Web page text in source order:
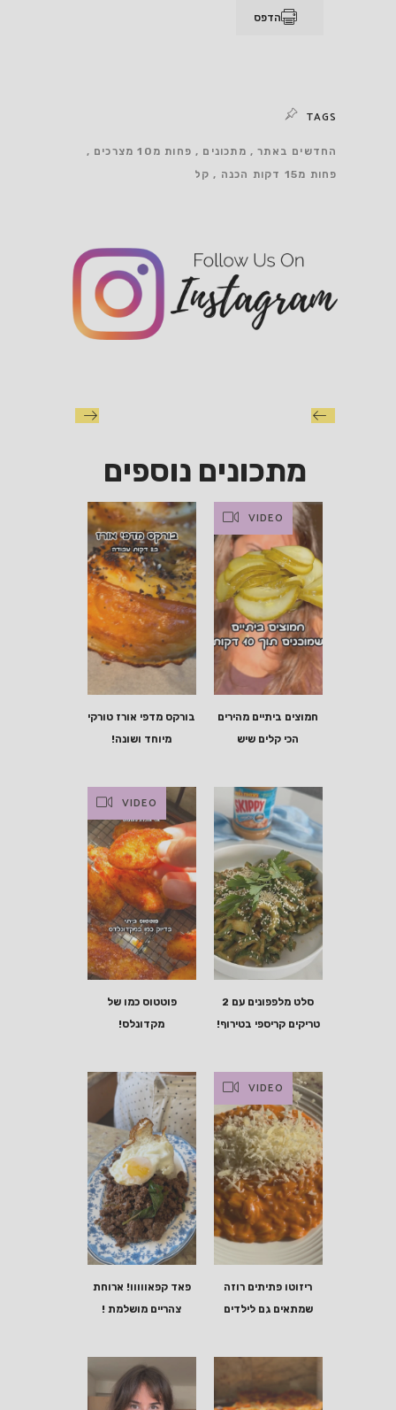
הדפס
TAGS
החדשים באתר מתכונים
פחות מ10 מצרכים
פחות מ15 דקות הכנה
קל
מתכונים נוספים
בורקס מדפי אורז טורקי
מיוחד ושונה!
VIDEO
חמוצים ביתיים מהירים
הכי קלים שיש
VIDEO
פוטטוס כמו של
מקדונלס!
סלט מלפפונים עם 2
טריקים קריספי בטירוף!
פאד קפאווווו! ארוחת
צהריים מושלמת !
VIDEO
ריזוטו פתיתים רוזה
שמתאים גם לילדים